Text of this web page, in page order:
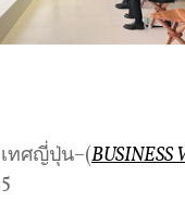
ทศญี่ปุ่น–(BUSINESS